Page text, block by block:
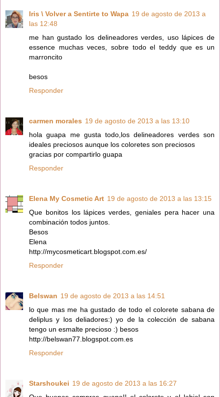
Iris \ Volver a Sentirte to Wapa 19 de agosto de 2013 a
las 12:48
me han gustado los delineadores verdes, uso lápices de
essence muchas veces, sobre todo el teddy que es un
marroncito
besos
Responder
carmen morales 19 de agosto de 2013 a las 13:10
hola guapa me gusta todo,los delineadores verdes son
ideales preciosos aunque los coloretes son preciosos
gracias por compartirlo guapa
Responder
Elena My Cosmetic Art 19 de agosto de 2013 a las 13:15
Que bonitos los lápices verdes, geniales pera hacer una
combinación todos juntos.
Besos
Elena
http://mycosmeticart.blogspot.com.es/
Responder
Belswan 19 de agosto de 2013 a las 14:51
lo que mas me ha gustado de todo el colorete sabana de
deliplus y los deliadores:) yo de la colección de sabana
tengo un esmalte precioso :) besos
http://belswan77.blogspot.com.es
Responder
Starshoukei 19 de agosto de 2013 a las 16:27